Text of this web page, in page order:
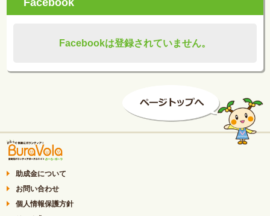
Facebook
Facebookは登録されていません。
助成金について
お問い合わせ
個人情報保護方針